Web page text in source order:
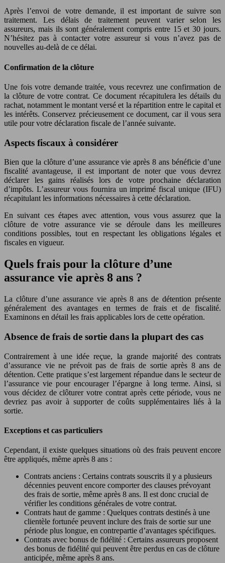
Après l’envoi de votre demande, il est important de suivre son
traitement. Les délais de traitement peuvent varier selon les
assureurs, mais ils sont généralement compris entre 15 et 30 jours.
N’hésitez pas à contacter votre assureur si vous n’avez pas de
nouvelles au-delà de ce délai.
Confirmation de la clôture
Une fois votre demande traitée, vous recevrez une confirmation de
la clôture de votre contrat. Ce document récapitulera les détails du
rachat, notamment le montant versé et la répartition entre le capital et
les intérêts. Conservez précieusement ce document, car il vous sera
utile pour votre déclaration fiscale de l’année suivante.
Aspects fiscaux à considérer
Bien que la clôture d’une assurance vie après 8 ans bénéficie d’une
fiscalité avantageuse, il est important de noter que vous devrez
déclarer les gains réalisés lors de votre prochaine déclaration
d’impôts. L’assureur vous fournira un imprimé fiscal unique (IFU)
récapitulant les informations nécessaires à cette déclaration.
En suivant ces étapes avec attention, vous vous assurez que la
clôture de votre assurance vie se déroule dans les meilleures
conditions possibles, tout en respectant les obligations légales et
fiscales en vigueur.
Quels frais pour la clôture d’une
assurance vie après 8 ans ?
La clôture d’une assurance vie après 8 ans de détention présente
généralement des avantages en termes de frais et de fiscalité.
Examinons en détail les frais applicables lors de cette opération.
Absence de frais de sortie dans la plupart des cas
Contrairement à une idée reçue, la grande majorité des contrats
d’assurance vie ne prévoit pas de frais de sortie après 8 ans de
détention. Cette pratique s’est largement répandue dans le secteur de
l’assurance vie pour encourager l’épargne à long terme. Ainsi, si
vous décidez de clôturer votre contrat après cette période, vous ne
devriez pas avoir à supporter de coûts supplémentaires liés à la
sortie.
Exceptions et cas particuliers
Cependant, il existe quelques situations où des frais peuvent encore
être appliqués, même après 8 ans :
Contrats anciens : Certains contrats souscrits il y a plusieurs
décennies peuvent encore comporter des clauses prévoyant
des frais de sortie, même après 8 ans. Il est donc crucial de
vérifier les conditions générales de votre contrat.
Contrats haut de gamme : Quelques contrats destinés à une
clientèle fortunée peuvent inclure des frais de sortie sur une
période plus longue, en contrepartie d’avantages spécifiques.
Contrats avec bonus de fidélité : Certains assureurs proposent
des bonus de fidélité qui peuvent être perdus en cas de clôture
anticipée, même après 8 ans.